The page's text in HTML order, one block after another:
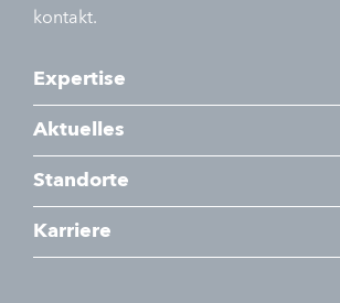
kontakt.
Expertise
Aktuelles
Standorte
Karriere